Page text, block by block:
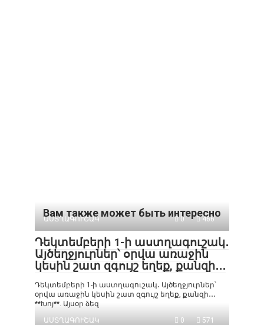
Вам также может быть интересно
ԱՍՏՂԱԳՈՒՇԱԿ 0 466
Դեկտեմբերի 1-ի աստղագուշակ․
Այծեղջյուրներ՝ օրվա առաջին
կեսին շատ զգույշ եղեք, քանզի․․․
Դեկտեմբերի 1-ի աստղագուշակ․ Այծեղջյուրներ՝
օրվա առաջին կեսին շատ զգույշ եղեք, քանզի․․․
**Խոյ**. Այսօր ձեզ
ԱՍՏՂԱԳՈՒՇԱԿ
0 571